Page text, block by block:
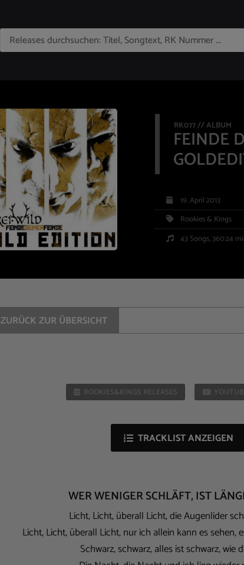
RK077 // ALBUM
FEINDE
19. April 2013
Rookies & Kings
43 Songs, 360:24
ZURÜCK ZUR ÜBERSICHT
ROOKIES&KINGS RELEASES
TRACKLIST ANZEIGEN
WER WENIGER SCHLÄFT, IST
Licht, Licht, überall Licht, die Augenlider
Licht, Licht, überall Licht, nur ich allein kann es sehen,
Schwarz, schwarz, alles ist schwarz, wie